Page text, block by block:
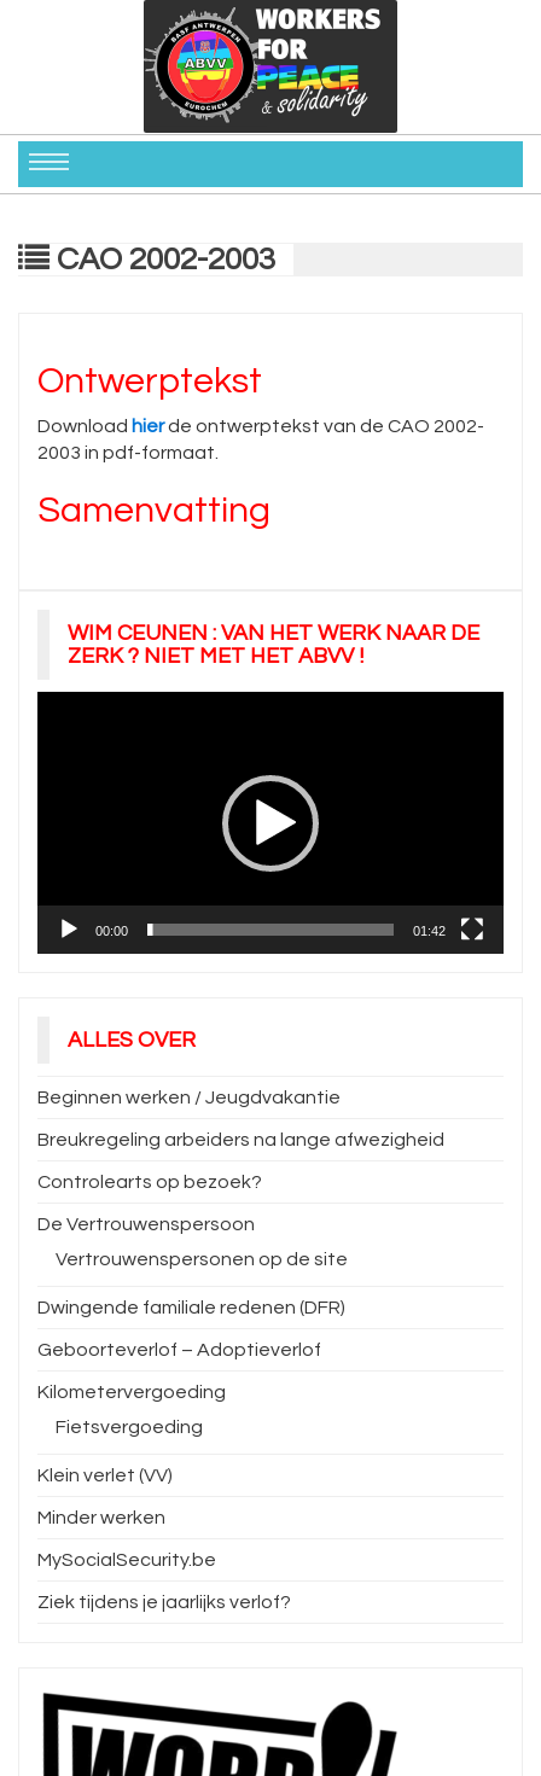
CAO 2002-2003
Ontwerptekst
Download hierde ontwerptekst van de CAO 2002-
2003 in pdf-formaat.
Samenvatting
WIM CEUNEN : VAN HET WERK NAAR DE
ZERK ? NIET MET HET ABVV !
00:00 01:42
ALLES OVER
Beginnen werken / Jeugdvakantie
Breukregeling arbeiders na lange afwezigheid
Controlearts op bezoek?
De Vertrouwenspersoon
Vertrouwenspersonen op de site
Dwingende familiale redenen (DFR)
Geboorteverlof – Adoptieverlof
Kilometervergoeding
Fietsvergoeding
Klein verlet (VV)
Minder werken
MySocialSecurity.be
Ziek tijdens je jaarlijks verlof?